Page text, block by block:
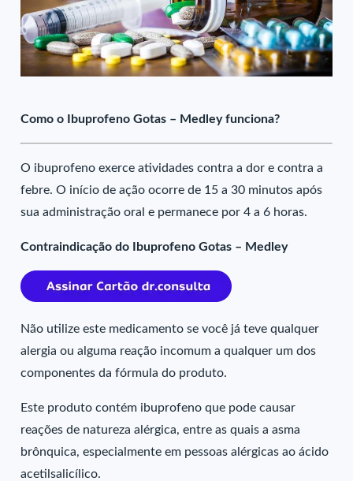
Como o Ibuprofeno Gotas – Medley funciona?
O ibuprofeno exerce atividades contra a dor e contra a
febre. O início de ação ocorre de 15 a 30 minutos após
sua administração oral e permanece por 4 a 6 horas.
Contraindicação do Ibuprofeno Gotas – Medley
Não utilize este medicamento se você já teve qualquer
alergia ou alguma reação incomum a qualquer um dos
componentes da fórmula do produto.
Este produto contém ibuprofeno que pode causar
reações de natureza alérgica, entre as quais a asma
brônquica, especialmente em pessoas alérgicas ao ácido
acetilsalicílico.